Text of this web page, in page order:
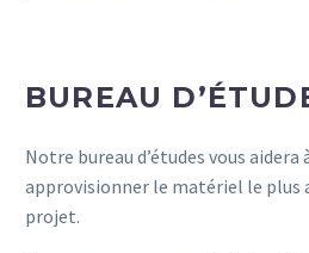
BUREAU
Notre bureau d’études vous
approvisionner le matériel le plus
projet.